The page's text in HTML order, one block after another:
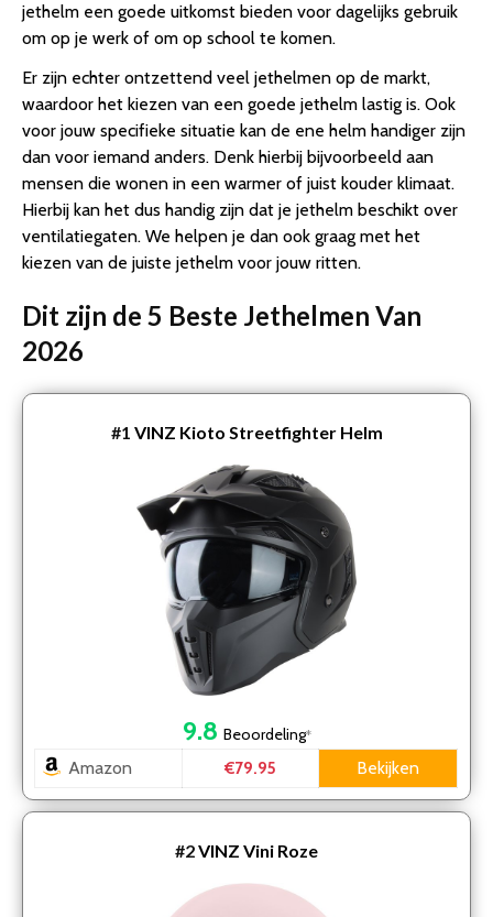
jethelm een goede uitkomst bieden voor dagelijks gebruik
om op je werk of om op school te komen.
Er zijn echter ontzettend veel jethelmen op de markt,
waardoor het kiezen van een goede jethelm lastig is. Ook
voor jouw specifieke situatie kan de ene helm handiger zijn
dan voor iemand anders. Denk hierbij bijvoorbeeld aan
mensen die wonen in een warmer of juist kouder klimaat.
Hierbij kan het dus handig zijn dat je jethelm beschikt over
ventilatiegaten. We helpen je dan ook graag met het
kiezen van de juiste jethelm voor jouw ritten.
Dit zijn de 5 Beste Jethelmen Van
2026
#1 VINZ Kioto Streetfighter Helm
9.8 Beoordeling*
Amazon €79.95 Bekijken
#2VINZ Vini Roze